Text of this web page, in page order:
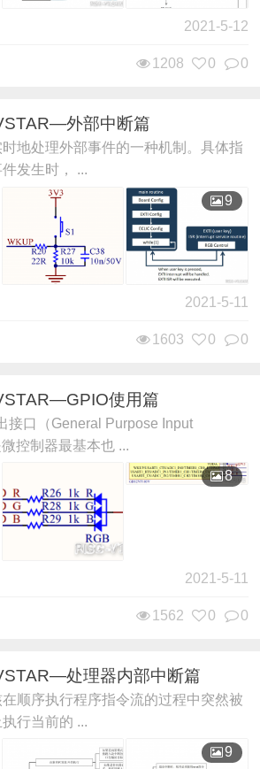
2021-5-12
0
0
1208
外部中断篇
地处理外部事件的一种机制。具体指
发生时， ...
9
2021-5-11
0
0
1603
使用篇
接口（General Purpose Input
控制器最基本也 ...
8
2021-5-11
0
0
1562
处理器内部中断篇
顺序执行程序指令流的过程中突然被
行当前的 ...
9